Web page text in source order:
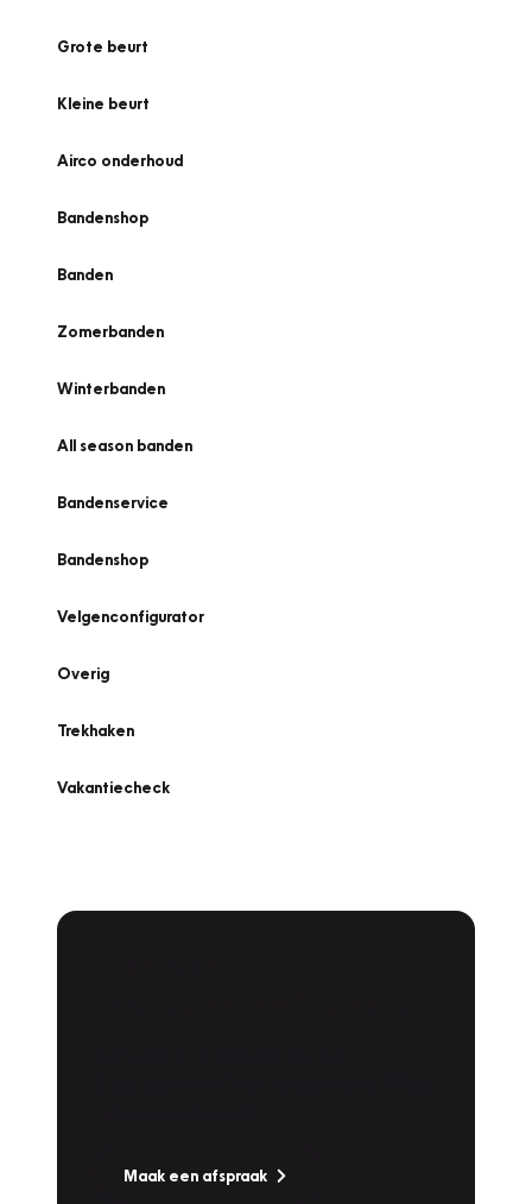
Grote beurt
Kleine beurt
Airco onderhoud
Bandenshop
Banden
Zomerbanden
Winterbanden
All season banden
Bandenservice
Bandenshop
Velgenconfigurator
Overig
Trekhaken
Vakantiecheck
Maak een afspraak